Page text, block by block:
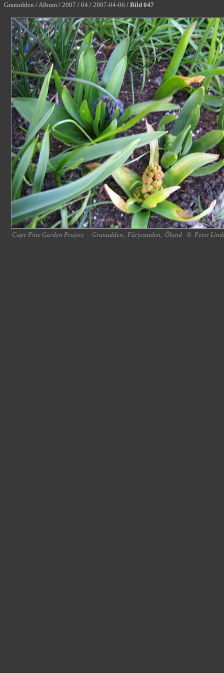
Granudden /Album / 2007 / 04 / 2007-04-06 / Bild 047
Cape Pine Garden Project - Granudden, Färjestaden, Öland © Peter